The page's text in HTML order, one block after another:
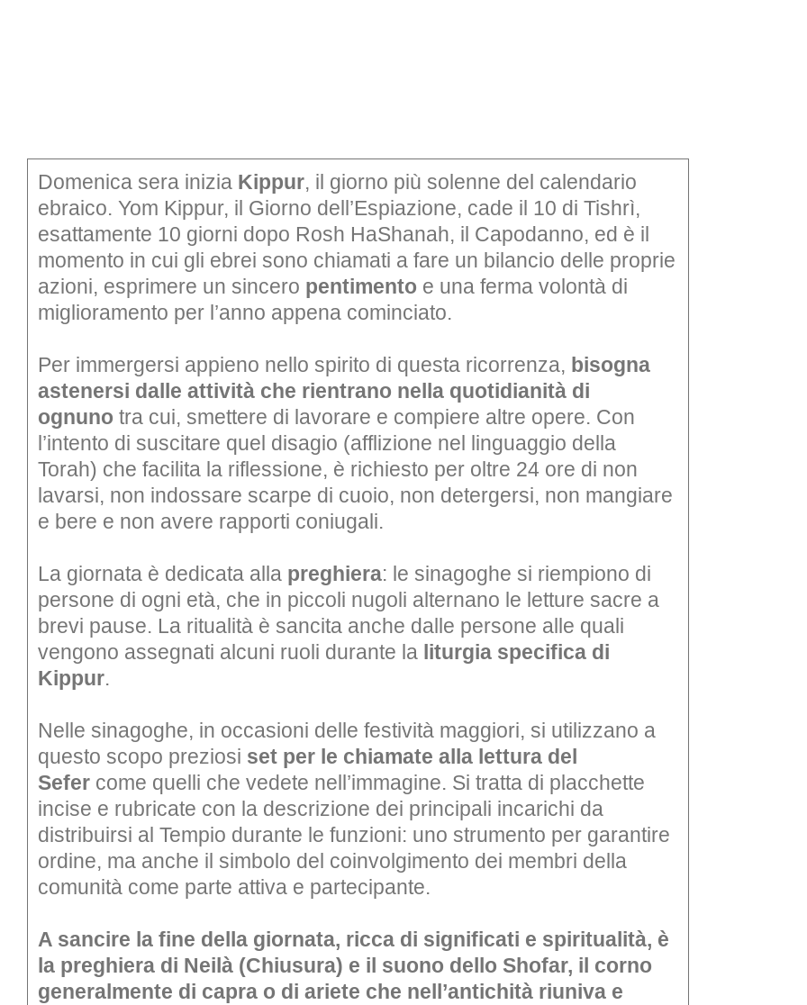
SCUOLE
INSEGNANTI
GIOVANI, ADULTI
CULTURA EBRAICA
CAPIRE L’EBRAISMO
CALENDARIO & FESTIVITÀ
OGGETTI & SIMBOLI
IL CICLO DELLA VITA
#ITALIAEBRAICA
SHOAH BIGLIETTI
Domenica sera inizia Kippur, il giorno più solenne del calendario
ebraico. Yom Kippur, il Giorno dell’Espiazione, cade il 10 di Tishrì,
esattamente 10 giorni dopo Rosh HaShanah, il Capodanno, ed è il
momento in cui gli ebrei sono chiamati a fare un bilancio delle proprie
azioni, esprimere un sincero pentimento e una ferma volontà di
miglioramento per l’anno appena cominciato.
Per immergersi appieno nello spirito di questa ricorrenza, bisogna
astenersi dalle attività che rientrano nella quotidianità di
ognuno tra cui, smettere di lavorare e compiere altre opere. Con
l’intento di suscitare quel disagio (afflizione nel linguaggio della
Torah) che facilita la riflessione, è richiesto per oltre 24 ore di non
lavarsi, non indossare scarpe di cuoio, non detergersi, non mangiare
e bere e non avere rapporti coniugali.
La giornata è dedicata alla preghiera: le sinagoghe si riempiono di
persone di ogni età, che in piccoli nugoli alternano le letture sacre a
brevi pause. La ritualità è sancita anche dalle persone alle quali
vengono assegnati alcuni ruoli durante la liturgia specifica di
Kippur.
Nelle sinagoghe, in occasioni delle festività maggiori, si utilizzano a
questo scopo preziosi set per le chiamate alla lettura del
Sefer come quelli che vedete nell’immagine. Si tratta di placchette
incise e rubricate con la descrizione dei principali incarichi da
distribuirsi al Tempio durante le funzioni: uno strumento per garantire
ordine, ma anche il simbolo del coinvolgimento dei membri della
comunità come parte attiva e partecipante.
A sancire la fine della giornata, ricca di significati e spiritualità, è
la preghiera di Neilà (Chiusura) e il suono dello Shofar, il corno
generalmente di capra o di ariete che nell’antichità riuniva e